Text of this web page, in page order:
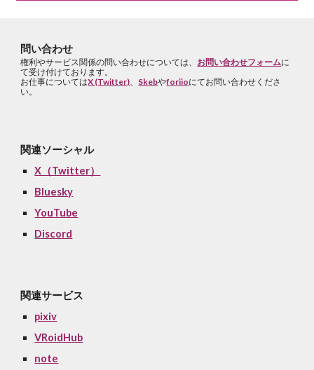
問い合わせ
権利やサービス関係の問い合わせについては、 お問い合わせフォームに
て受け付けております。
お仕事についてはX (Twitter)、 Skebやforiioにてお問い合わせくださ
い。
関連ソーシャル
X（Twitter）
Bluesky
YouTube
Discord
関連サービス
pixiv
VRoidHub
note